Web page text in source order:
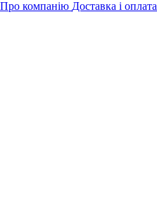
Про компанію Доставка і оплата